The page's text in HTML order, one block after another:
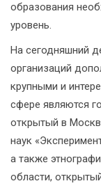
образования
уровень.
На сегодняшний
организаций
крупными и
сфере являются
открытый в
наук
а также
области,